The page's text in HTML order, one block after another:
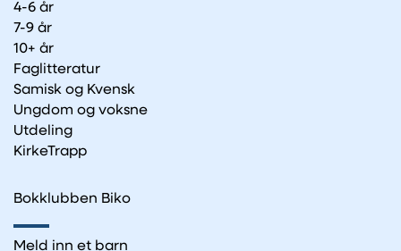
4-6 år
7-9 år
10+ år
Faglitteratur
Samisk og Kvensk
Ungdom og voksne
Utdeling
KirkeTrapp
Bokklubben Biko
Meld inn et barn